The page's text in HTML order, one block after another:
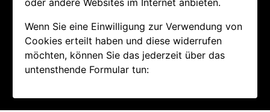
Wenn Sie eine Einwilligung zur Verwendung von
Cookies erteilt haben und diese widerrufen
möchten, können Sie das jederzeit über das
untensthende Formular tun: